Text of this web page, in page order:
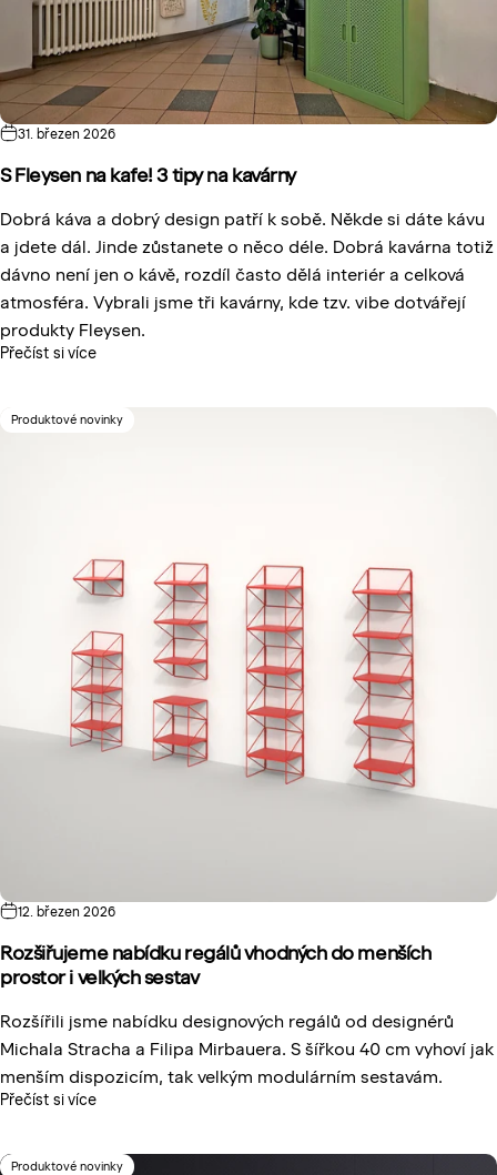
31. březen 2026
S Fleysen na kafe! 3 tipy na kavárny
Dobrá káva a dobrý design patří k sobě. Někde si dáte kávu
a jdete dál. Jinde zůstanete o něco déle. Dobrá kavárna totiž
dávno není jen o kávě, rozdíl často dělá interiér a celková
atmosféra. Vybrali jsme tři kavárny, kde tzv. vibe dotvářejí
produkty Fleysen.
Přečíst si více
Produktové novinky
12. březen 2026
Rozšiřujeme nabídku regálů vhodných do menších
prostor i velkých sestav
Rozšířili jsme nabídku designových regálů od designérů
Michala Stracha a Filipa Mirbauera. S šířkou 40 cm vyhoví jak
menším dispozicím, tak velkým modulárním sestavám.
Přečíst si více
Produktové novinky